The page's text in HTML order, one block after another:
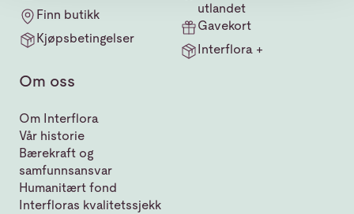
Finn butikk
Kjøpsbetingelser
utlandet
Gavekort
Interflora +
Om oss
Om Interflora
Vår historie
Bærekraft og
samfunnsansvar
Humanitært fond
Interfloras kvalitetssjekk